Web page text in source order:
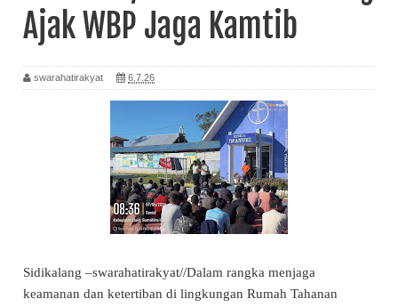
Ajak WBP Jaga Kamtib
swarahatirakyat 6.7.26
Sidikalang –swarahatirakyat//Dalam rangka menjaga
keamanan dan ketertiban di lingkungan Rumah Tahanan